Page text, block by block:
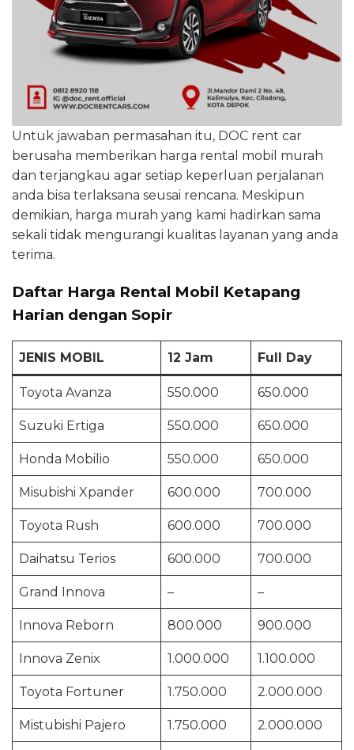
Untuk jawaban permasahan itu, DOC rent car
berusaha memberikan harga rental mobil murah
dan terjangkau agar setiap keperluan perjalanan
anda bisa terlaksana seusai rencana. Meskipun
demikian, harga murah yang kami hadirkan sama
sekali tidak mengurangi kualitas layanan yang anda
terima.
Daftar Harga Rental Mobil Ketapang
Harian dengan Sopir
JENIS MOBIL 12 Jam Full Day
Toyota Avanza 550.000 650.000
Suzuki Ertiga 550.000 650.000
Honda Mobilio 550.000 650.000
Misubishi Xpander 600.000 700.000
Toyota Rush 600.000 700.000
Daihatsu Terios 600.000 700.000
Grand Innova – –
Innova Reborn 800.000 900.000
Innova Zenix 1.000.000 1.100.000
Toyota Fortuner 1.750.000 2.000.000
Mistubishi Pajero 1.750.000 2.000.000